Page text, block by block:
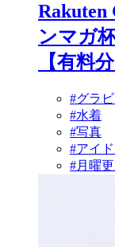
ンマガ
【有料分
#グラ
#水着
#写真
#アイ
#月曜